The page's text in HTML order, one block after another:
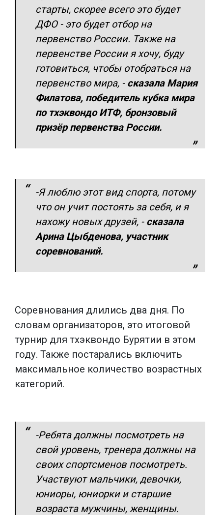
старты, скорее всего это будет
ДФО - это будет отбор на
первенство России. Также на
первенстве России я хочу, буду
готовиться, чтобы отобраться на
первенство мира, - сказала Мария
Филатова, победитель кубка мира
по тхэквондо ИТФ, бронзовый
призёр первенства России.
-Я люблю этот вид спорта, потому
что он учит постоять за себя, и я
нахожу новых друзей, - сказала
Арина Цыбденова, участник
соревнований.
Соревнования длились два дня. По
словам организаторов, это итоговой
турнир для тхэквондо Бурятии в этом
году. Также постарались включить
максимальное количество возрастных
категорий.
-Ребята должны посмотреть на
свой уровень, тренера должны на
своих спортсменов посмотреть.
Участвуют мальчики, девочки,
юниоры, юниорки и старшие
возраста мужчины, женщины.